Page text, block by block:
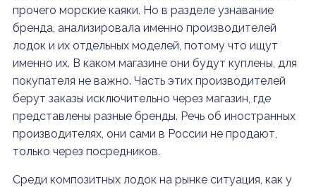
прочего морские каяки. Но в разделе узнавание
бренда, анализировала именно производителей
лодок и их отдельных моделей, потому что ищут
именно их. В каком магазине они будут куплены, для
покупателя не важно. Часть этих производителей
берут заказы исключительно через магазин, где
представлены разные бренды. Речь об иностранных
производителях, они сами в России не продают,
только через посредников.
Среди композитных лодок на рынке ситуация, как у